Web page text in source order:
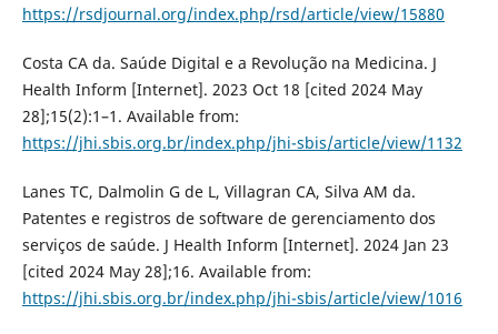
https://rsdjournal.org/index.php/rsd/article/view/15880
Costa CA da. Saúde Digital e a Revolução na Medicina. J
Health Inform [Internet]. 2023 Oct 18 [cited 2024 May
28];15(2):1–1. Available from:
https://jhi.sbis.org.br/index.php/jhi-sbis/article/view/1132
Lanes TC, Dalmolin G de L, Villagran CA, Silva AM da.
Patentes e registros de software de gerenciamento dos
serviços de saúde. J Health Inform [Internet]. 2024 Jan 23
[cited 2024 May 28];16. Available from:
https://jhi.sbis.org.br/index.php/jhi-sbis/article/view/1016